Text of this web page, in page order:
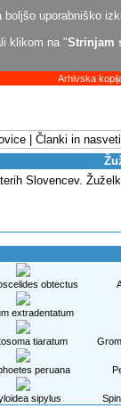
uporabniško
klikom na "Strinjam
Arhivska
Članki in nasveti
Slovencev.
obtectus
extradentatum
tiaratum
peruana
sipylus